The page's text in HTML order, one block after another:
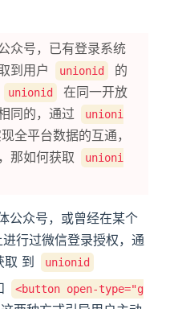
众号，已有登录系统
到用户
unionid
的
unionid
在同一开放
同的，通过
unioni
全平台数据的互通，
那如何获取
unioni
公众号，或曾经在某个
行过微信登录授权，通
取 到 unionid
<button open-type="g